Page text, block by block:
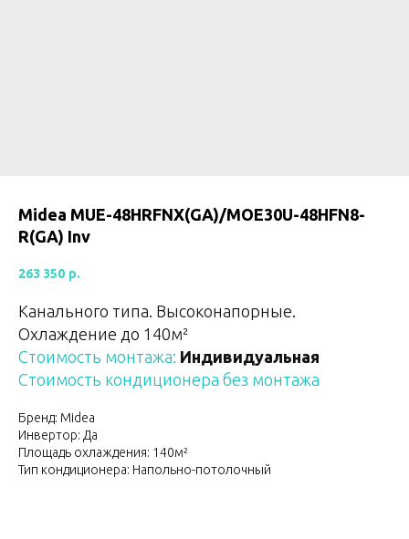
Midea MUE-48HRFNX(GA)/MOE30U-48HFN8-
R(GA) Inv
263 350 р.
Канального типа. Высоконапорные.
Охлаждение до 140м²
Стоимость монтажа: Индивидуальная
Стоимость кондиционера без монтажа
Бренд: Midea
Инвертор: Да
Площадь охлаждения: 140м²
Тип кондиционера: Напольно-потолочный